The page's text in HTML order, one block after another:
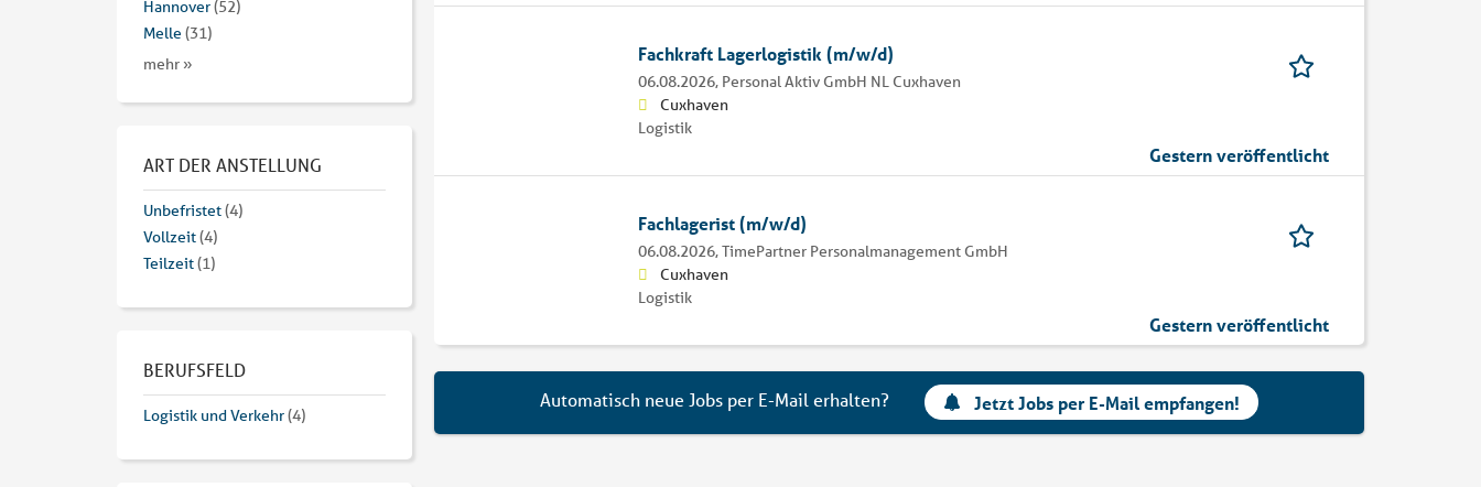
Fachkraft Lagerlogistik (m/w/d)
06.08.2026, Personal Aktiv GmbH NL Cuxhaven
Cuxhaven
Logistik
Gestern veröffentlicht
Fachlagerist (m/w/d)
06.08.2026,TimePartner Personalmanagement GmbH
Cuxhaven
Logistik
Gestern veröffentlicht
Automatisch neue Jobs per E-Mail erhalten? Jetzt Jobs per E-Mail empfangen!
Hannover(52)
Melle (31)
mehr »
ART DER ANSTELLUNG
Unbefristet(4)
Vollzeit(4)
Teilzeit(1)
BERUFSFELD
Logistik und Verkehr(4)